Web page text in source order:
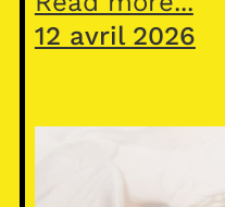
12 avril 2026